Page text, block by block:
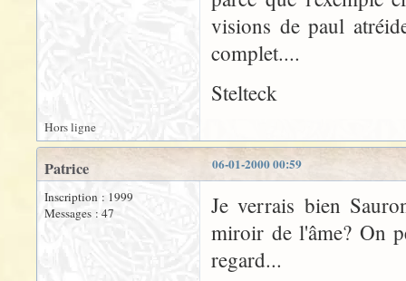
visions de paul
complet....
Stelteck
Hors ligne
06-01-2000 00:59
Patrice
Inscription : 1999
Messages : 47
Je verrais bien
miroir de l'âme? On
regard...